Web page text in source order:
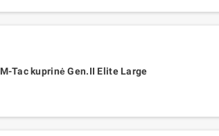
M-Tac kuprinė Gen.II Elite Large